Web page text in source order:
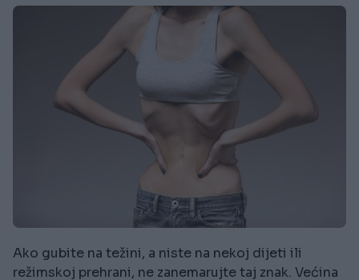
Ako gubite na težini, a niste na nekoj dijeti ili
režimskoj prehrani, ne zanemarujte taj znak. Većina